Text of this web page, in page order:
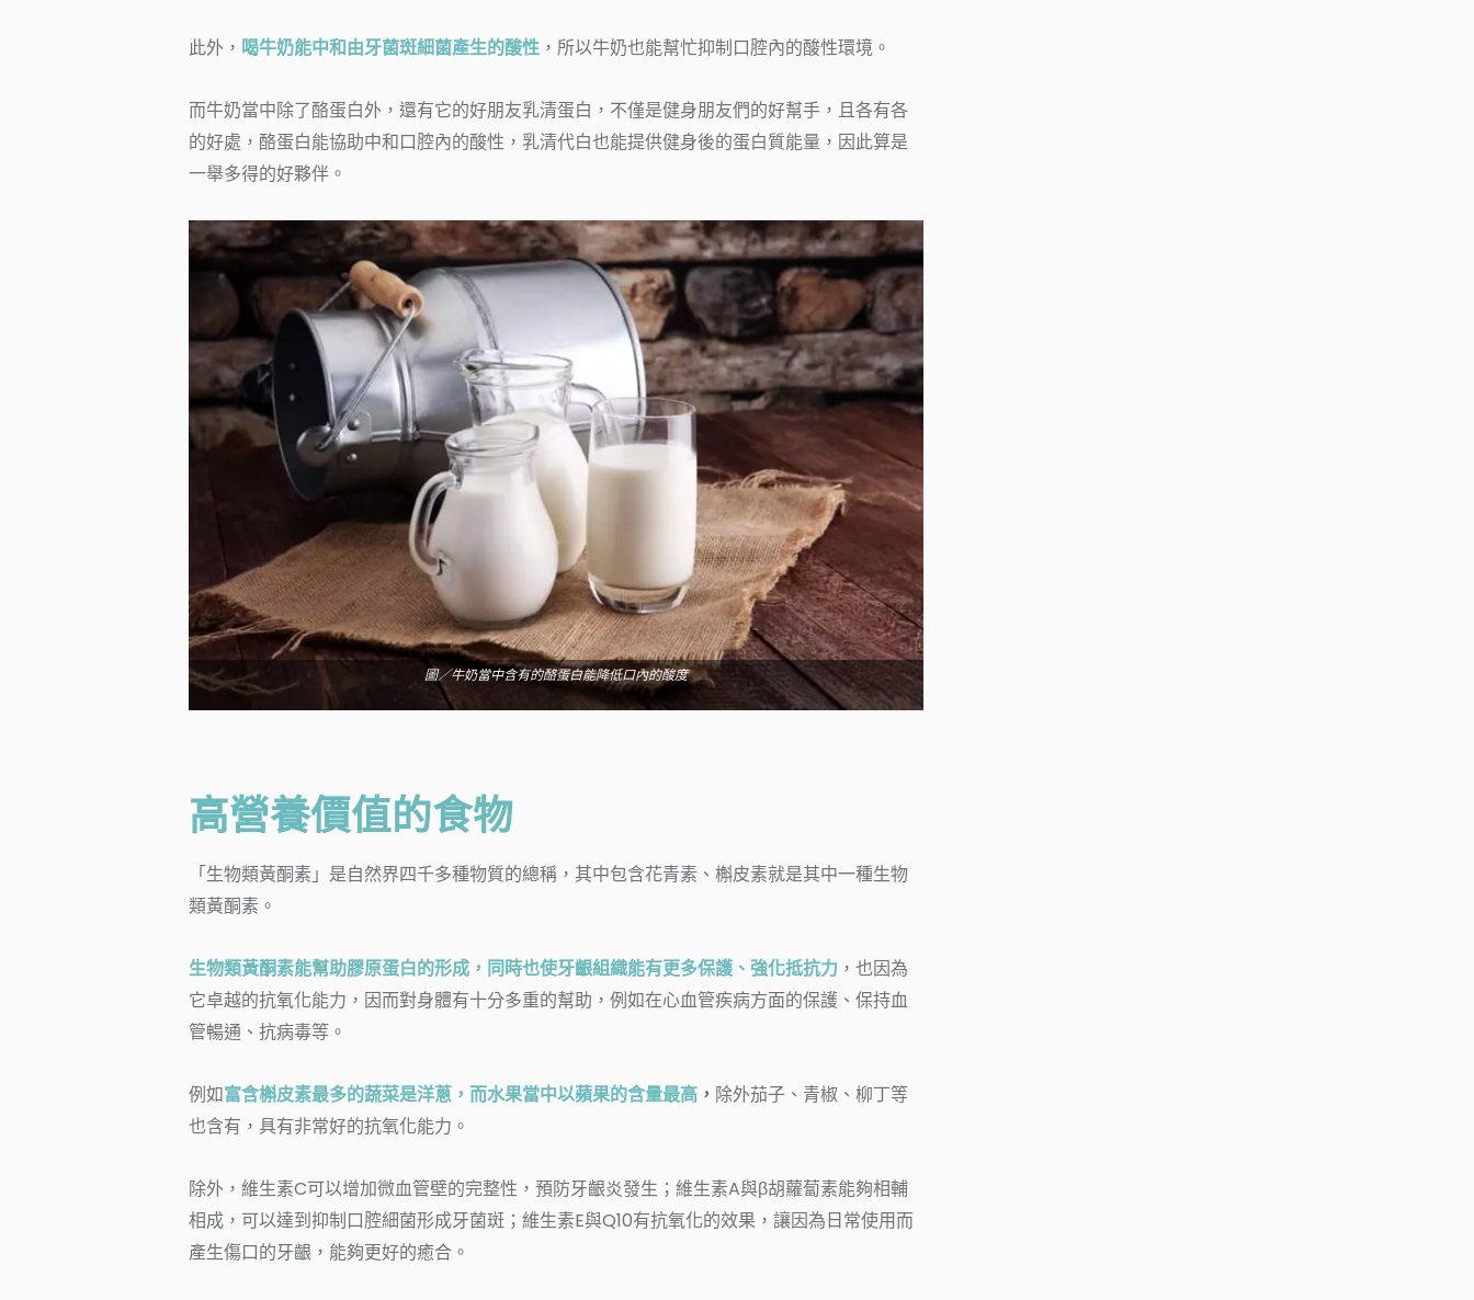
此外， 喝牛奶能中和由牙菌斑細菌產生的酸性 ，所以牛奶也能幫忙抑制口腔內的酸性環境。
而牛奶當中除了酪蛋白外，還有它的好朋友乳清蛋白，不僅是健身朋友們的好幫手，且各有各
的好處，酪蛋白能協助中和口腔內的酸性，乳清代白也能提供健身後的蛋白質能量，因此算是
一舉多得的好夥伴。
圖／牛奶當中含有的酪蛋白能降低口內的酸度
高營養價值的食物
「生物類黃酮素」是自然界四千多種物質的總稱，其中包含花青素、槲皮素就是其中一種生物
類黃酮素。
生物類黃酮素能幫助膠原蛋白的形成，同時也使牙齦組織能有更多保護、強化抵抗力 ，也因為
它卓越的抗氧化能力，因而對身體有十分多重的幫助，例如在心血管疾病方面的保護、保持血
管暢通、抗病毒等。
例如富含槲皮素最多的蔬菜是洋蔥，而水果當中以蘋果的含量最高 ， 除外茄子、青椒、柳丁等
也含有，具有非常好的抗氧化能力 。
除外，維生素C可以增加微血管壁的完整性，預防牙齦炎發生；維生素A與β胡蘿蔔素能夠相輔
相成，可以達到抑制口腔細菌形成牙菌斑；維生素E與Q10有抗氧化的效果，讓因為日常使用而
產生傷口的牙齦，能夠更好的癒合。